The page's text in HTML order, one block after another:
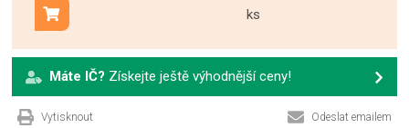
ks
Přidat do košíku
Máte IČ? Získejte ještě výhodnější ceny!
Vytisknout Odeslat emailem